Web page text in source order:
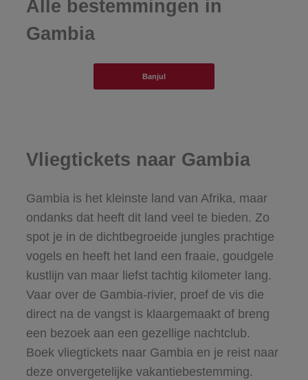
Alle bestemmingen in
Gambia
Banjul
Vliegtickets naar Gambia
Gambia is het kleinste land van Afrika, maar
ondanks dat heeft dit land veel te bieden. Zo
spot je in de dichtbegroeide jungles prachtige
vogels en heeft het land een fraaie, goudgele
kustlijn van maar liefst tachtig kilometer lang.
Vaar over de Gambia-rivier, proef de vis die
direct na de vangst is klaargemaakt of breng
een bezoek aan een gezellige nachtclub.
Boek vliegtickets naar Gambia en je reist naar
deze onvergetelijke vakantiebestemming.